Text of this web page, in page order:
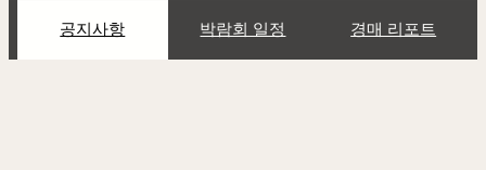
공지사항 박람회 일정 경매 리포트